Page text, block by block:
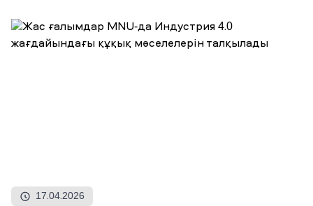
Академиялық өмір
17.04.2026